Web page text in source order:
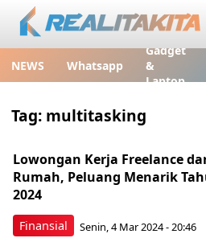
NEWS Whatsapp
Gadget
&
Laptop
Tag: multitasking
Finansial
Lowongan Kerja Freelance
Rumah, Peluang Menarik
2024
Senin, 4 Mar 2024 - 20:46